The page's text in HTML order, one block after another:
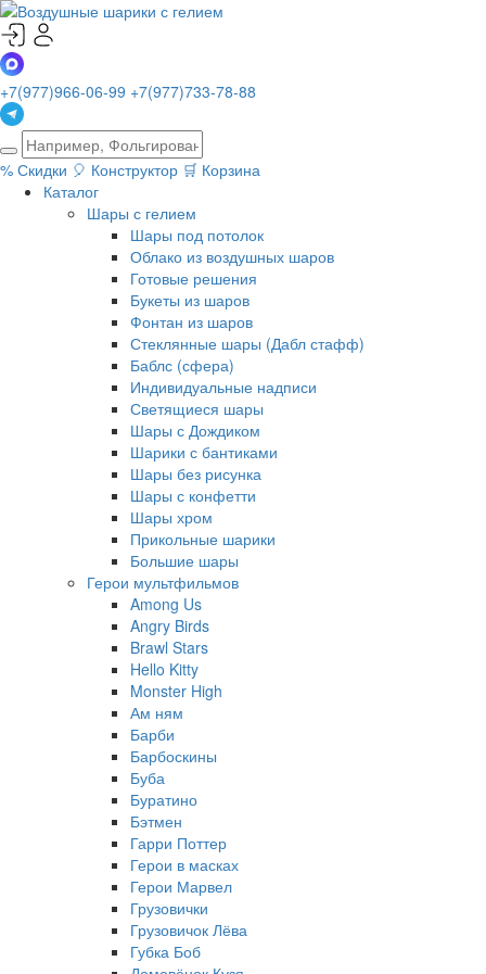
+7(977)966-06-99 +7(977)733-78-88
% Скидки 🎈 Конструктор 🛒 Корзина
Каталог
Шары с гелием
Шары под потолок
Облако из воздушных шаров
Готовые решения
Букеты из шаров
Фонтан из шаров
Стеклянные шары (Дабл стафф)
Баблс (сфера)
Индивидуальные надписи
Светящиеся шары
Шары с Дождиком
Шарики с бантиками
Шары без рисунка
Шары с конфетти
Шары хром
Прикольные шарики
Большие шары
Герои мультфильмов
Among Us
Angry Birds
Brawl Stars
Hello Kitty
Monster High
Ам ням
Барби
Барбоскины
Буба
Буратино
Бэтмен
Гарри Поттер
Герои в масках
Герои Марвел
Грузовички
Грузовичок Лёва
Губка Боб